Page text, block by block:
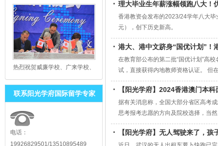
会
热烈祝贺威廉学校、广来学校、
成功举行！！！
联系阳光学府国际留学专家
电话：
19926829501/13510895489
理大毕业生年薪涨幅领跑八大！
香港教资会发布的2023/24学年八大
元），创下历史新高。
港大、港中文跻身“国优计划”！
在教育部公布的第二批“国优计划”高
试，直接获得内地教师资格认证。 但
【阳光学府】2024香港澳门本
据有关消息称，全国大部分省区高考
思考报考志愿的方向及院校选择，当
步。尤其是面试一环，更是中国学生
同学懂读懂写，却不能说。所以面试
【阳光学府】无人驾驶来了，孩